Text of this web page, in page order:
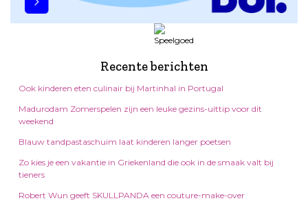
Recente berichten
Ook kinderen eten culinair bij Martinhal in Portugal
Madurodam Zomerspelen zijn een leuke gezins-uittip voor dit
weekend
Blauw tandpastaschuim laat kinderen langer poetsen
Zo kies je een vakantie in Griekenland die ook in de smaak valt bij
tieners
Robert Wun geeft SKULLPANDA een couture-make-over